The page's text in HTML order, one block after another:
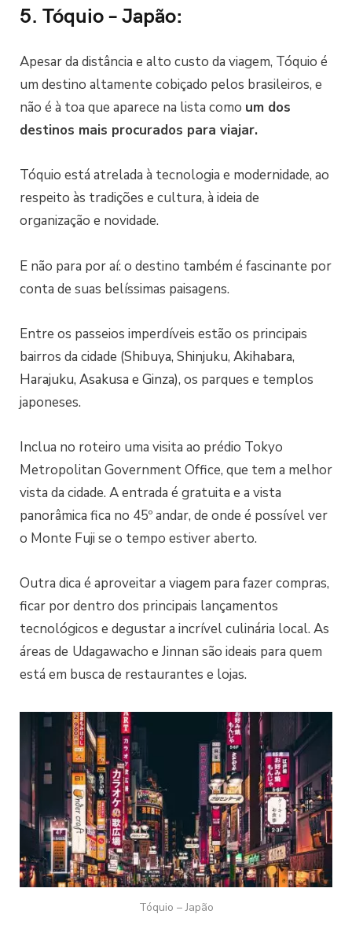
5. Tóquio – Japão:
Apesar da distância e alto custo da viagem, Tóquio é
um destino altamente cobiçado pelos brasileiros, e
não é à toa que aparece na lista como um dos
destinos mais procurados para viajar.
Tóquio está atrelada à tecnologia e modernidade, ao
respeito às tradições e cultura, à ideia de
organização e novidade.
E não para por aí: o destino também é fascinante por
conta de suas belíssimas paisagens.
Entre os passeios imperdíveis estão os principais
bairros da cidade (Shibuya, Shinjuku, Akihabara,
Harajuku, Asakusa e Ginza), os parques e templos
japoneses.
Inclua no roteiro uma visita ao prédio Tokyo
Metropolitan Government Office, que tem a melhor
vista da cidade. A entrada é gratuita e a vista
panorâmica fica no 45º andar, de onde é possível ver
o Monte Fuji se o tempo estiver aberto.
Outra dica é aproveitar a viagem para fazer compras,
ficar por dentro dos principais lançamentos
tecnológicos e degustar a incrível culinária local. As
áreas de Udagawacho e Jinnan são ideais para quem
está em busca de restaurantes e lojas.
Tóquio – Japão